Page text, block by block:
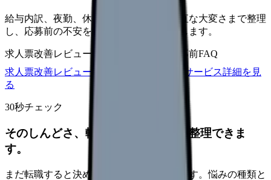
給与内訳、夜勤、休日、教育、職場の正直な大変さまで整理
し、応募前の不安を減らす求人票へ改善します。
求人票改善レビュー
応募前FAQ
求人票改善レビューの見積もりを依頼
サービス詳細を見
る
30秒チェック
そのしんどさ、転職すべきサインか整理できま
す。
まだ転職すると決めていなくても大丈夫です。悩みの種類と